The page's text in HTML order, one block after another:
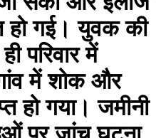
हो गई। युवक की
परिवार में
में शोक और
हो गया। जमीनी